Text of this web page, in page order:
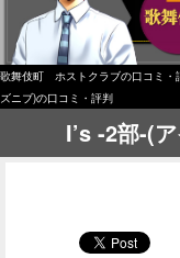
歌舞伎町 ホストクラブの口コミ・
ズニブ)の口コミ・評判
I’s -2部-(